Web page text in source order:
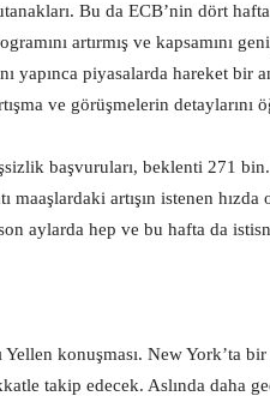
Bu da ECB’nin dört
artırmış ve kapsamını
yapınca piyasalarda hareket bir
ve görüşmelerin detaylarını
başvuruları, beklenti 271
maaşlardaki artışın istenen
aylarda hep ve bu hafta da
Yellen konuşması. New York’ta
takip edecek. Aslında daha